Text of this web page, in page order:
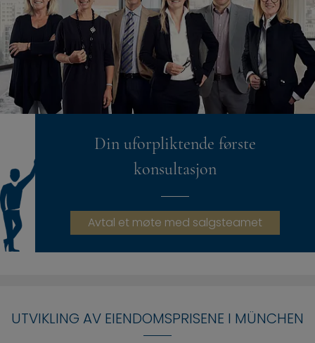
Din uforpliktende første
konsultasjon
Avtal et møte med salgsteamet
UTVIKLING AV EIENDOMSPRISENE I MÜNCHEN